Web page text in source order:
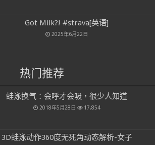
Got Milk?! #strava[英语]
2025年6月22日
热门推荐
蛙泳换气：会呼才会吸，很少人知道
2018年5月28日 17,854
3D蛙泳动作360度无死角动态解析-女子